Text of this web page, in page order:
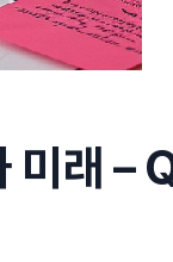
미래 –